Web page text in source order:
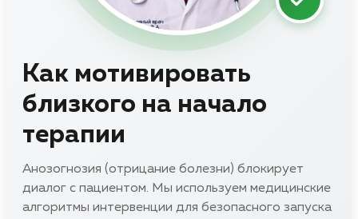
Как мотивировать
близкого на начало
терапии
Анозогнозия (отрицание болезни) блокирует
диалог с пациентом. Мы используем медицинские
алгоритмы интервенции для безопасного запуска